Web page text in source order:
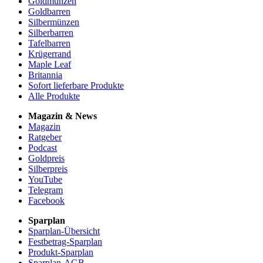
Goldbarren
Silbermünzen
Silberbarren
Tafelbarren
Krügerrand
Maple Leaf
Britannia
Sofort lieferbare Produkte
Alle Produkte
Magazin & News
Magazin
Ratgeber
Podcast
Goldpreis
Silberpreis
YouTube
Telegram
Facebook
Sparplan
Sparplan-Übersicht
Festbetrag-Sparplan
Produkt-Sparplan